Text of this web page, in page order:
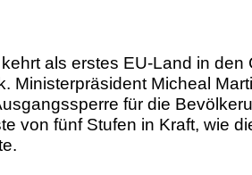
als erstes EU-Land in
Ministerpräsident Micheal
für die
von fünf Stufen in Kraft, wie